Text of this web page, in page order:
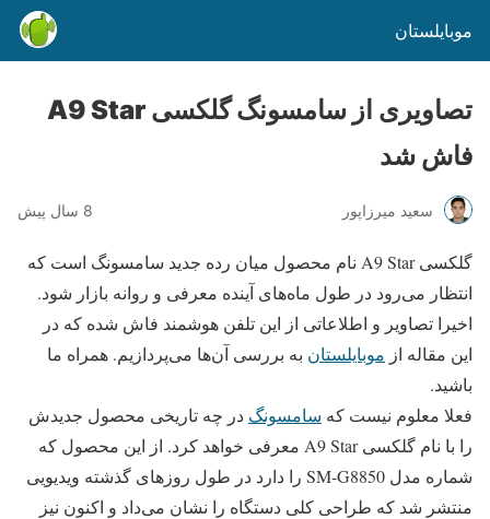
موبایلستان
تصاویری از سامسونگ گلکسی A9 Star
فاش شد
سعید میرزاپور 8 سال پیش
گلکسی A9 Star نام محصول میان رده جدید سامسونگ است که
انتظار می‌رود در طول ماه‌های آینده معرفی و روانه بازار شود.
اخیرا تصاویر و اطلاعاتی از این تلفن هوشمند فاش شده که در
این مقاله از موبایلستان به بررسی آن‌ها می‌پردازیم. همراه ما
باشید.
فعلا معلوم نیست که سامسونگ در چه تاریخی محصول جدیدش
را با نام گلکسی A9 Star معرفی خواهد کرد. از این محصول که
شماره مدل SM-G8850 را دارد در طول روز‌های گذشته ویدیویی
منتشر شد که طراحی کلی دستگاه را نشان می‌داد و اکنون نیز